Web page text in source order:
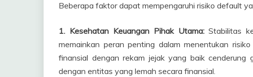
Beberapa faktor dapat mempengaruhi risiko default
1. Kesehatan Keuangan Pihak Utama:Stabilitas
memainkan peran penting dalam menentukan
finansial dengan rekam jejak yang baik cenderung
dengan entitas yang lemah secara finansial.